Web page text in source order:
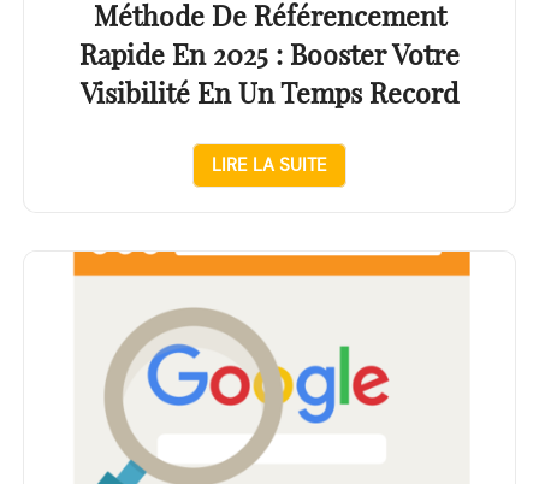
Méthode De Référencement
Rapide En 2025 : Booster Votre
Visibilité En Un Temps Record
LIRE LA SUITE